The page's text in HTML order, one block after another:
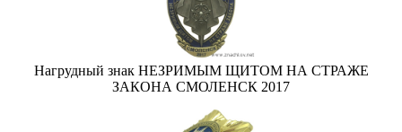
Нагрудный знак НЕЗРИМЫМ ЩИТОМ НА СТРАЖЕ
ЗАКОНА СМОЛЕНСК 2017